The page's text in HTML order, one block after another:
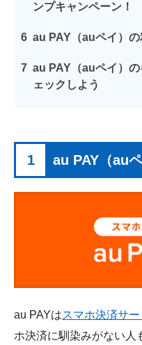
ンプキャンペーン！
6 au PAY（auペイ）
7 au PAY（auペイ）
ェックしよう
1 au PAY（au
au PAYはスマホ決済サー
ホ決済に馴染みがない人